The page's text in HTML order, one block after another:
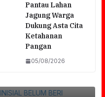
Pantau Lahan
Jagung Warga
Dukung Asta Cita
Ketahanan
Pangan
05/08/2026
BERINISIAL
TERBUKA